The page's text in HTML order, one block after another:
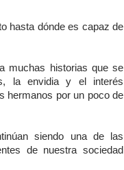
hasta dónde es capaz de
muchas historias que se
la envidia y el interés
hermanos por un poco de
siendo una de las
de nuestra sociedad